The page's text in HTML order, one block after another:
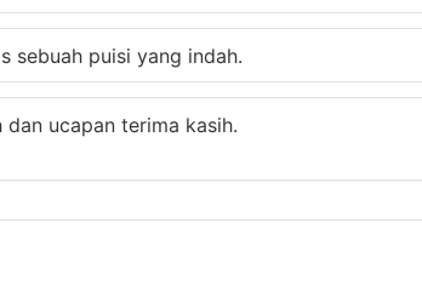
sebuah puisi yang indah.
ucapan terima kasih.